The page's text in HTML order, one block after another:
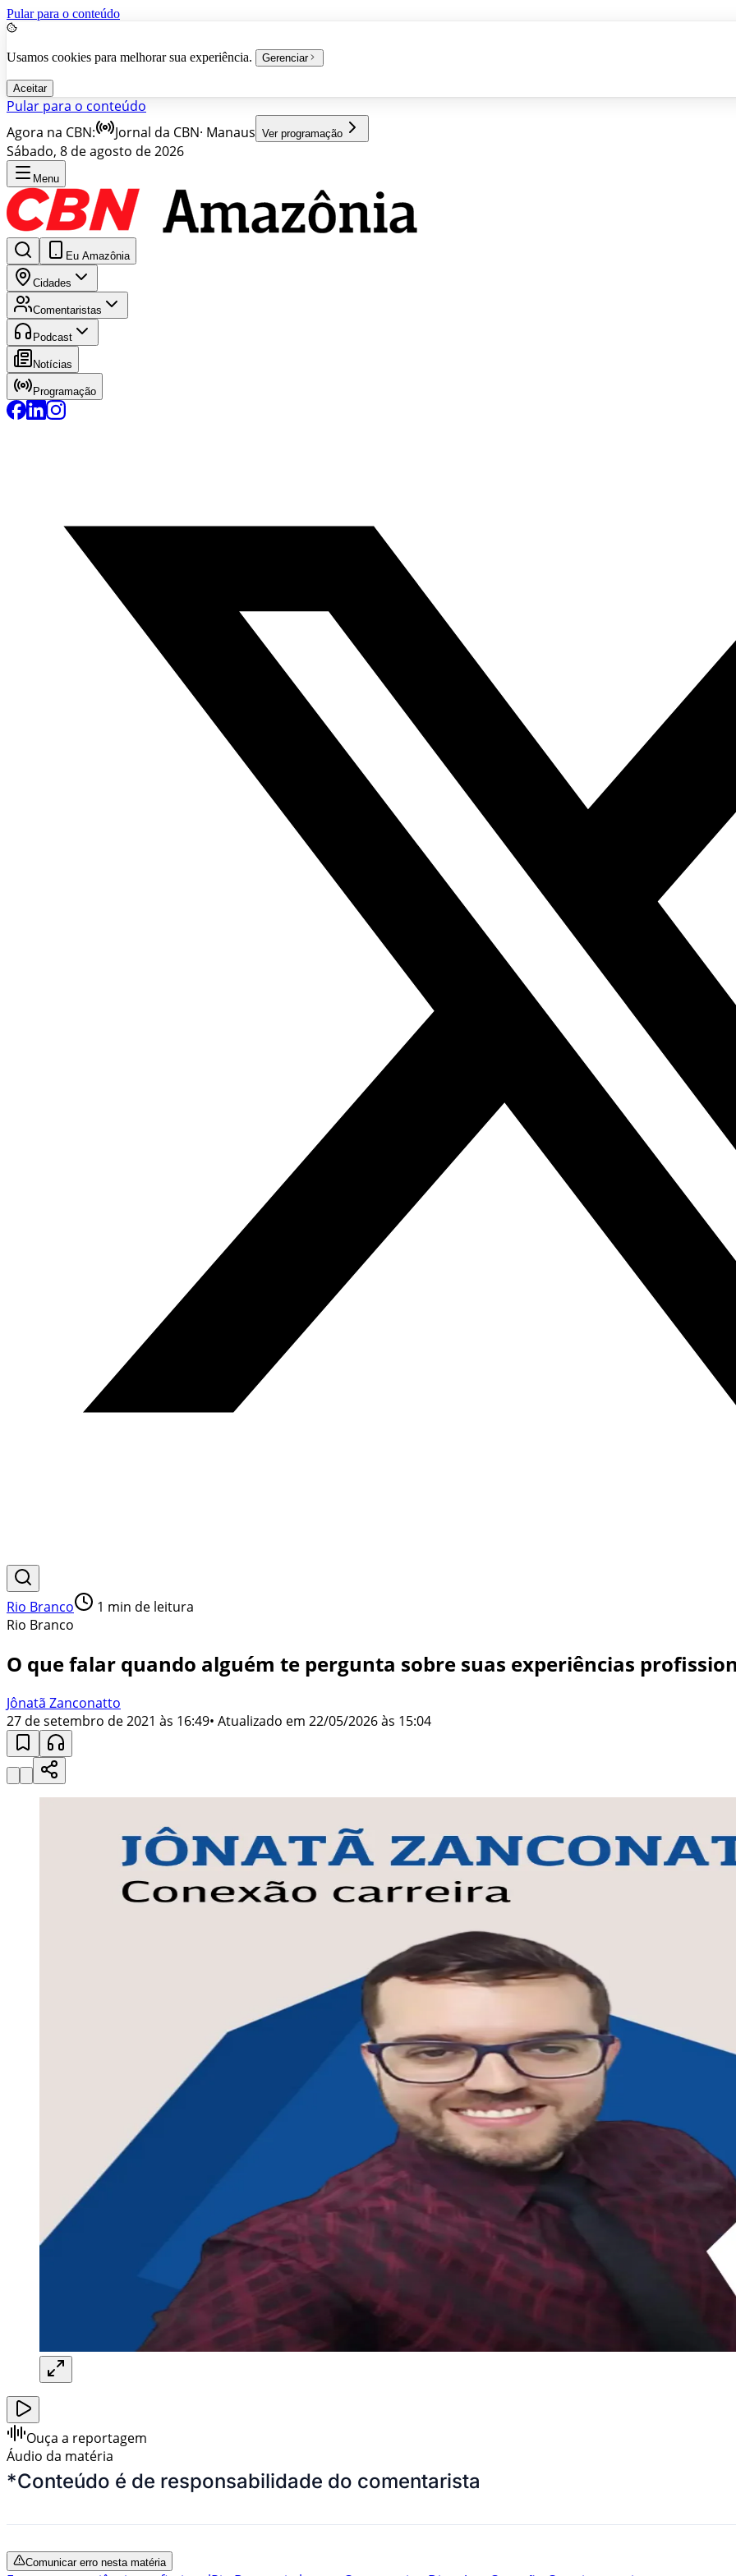
Pular para o conteúdo
Usamos cookies para melhorar sua experiência. Gerenciar
Aceitar
Pular para o conteúdo
Agora na CBN:
Jornal da CBN· Manaus Ver programação
Sábado, 8 de agosto de 2026
Menu
Eu Amazônia
Cidades
Comentaristas
Podcast
Notícias
Programação
Rio Branco 1 min de leitura
Rio Branco
O que falar quando alguém te pergunta sobre suas experiências
Jônatã Zanconatto
27 de setembro de 2021 às 16:49• Atualizado em 22/05/2026 às 15:04
Ouça a reportagem
Áudio da matéria
*Conteúdo é de responsabilidade do comentarista
Comunicar erro nesta matéria